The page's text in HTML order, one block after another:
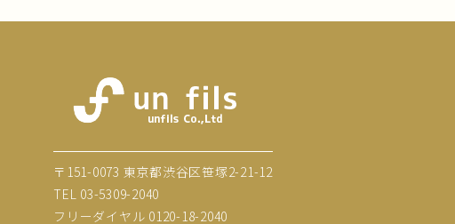
〒151-0073 東京都渋谷区笹塚2-21-12
TEL 03-5309-2040
フリーダイヤル 0120-18-2040